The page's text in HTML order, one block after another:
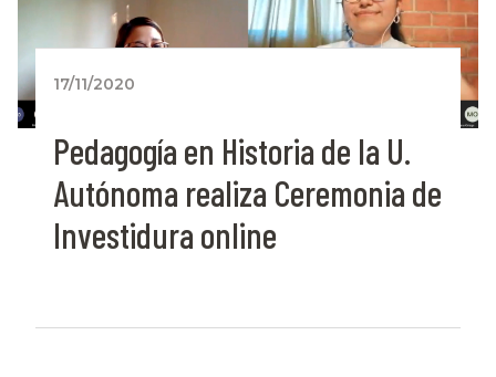
17/11/2020
Pedagogía en Historia de la U.
Autónoma realiza Ceremonia de
Investidura online